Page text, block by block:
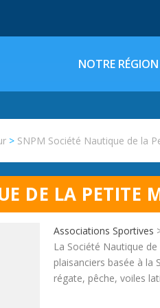
NOTRE RÉGION
> SNPM Société Nautique de la
DE LA PETITE
Associations Sportives
La Société Nautique
plaisanciers basée à la
régate, pêche, voiles